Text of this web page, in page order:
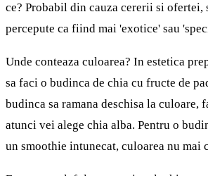
ce? Probabil din cauza cererii si ofertei,
percepute ca fiind mai 'exotice' sau
Unde conteaza culoarea? In estetica
sa faci o budinca de chia cu fructe de
budinca sa ramana deschisa la culoare,
atunci vei alege chia alba. Pentru o
un smoothie intunecat, culoarea nu mai